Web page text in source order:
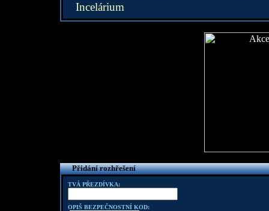
Incelárium
Přidání rozhřešení
TVÁ PŘEZDÍVKA:
OPIŠ BEZPEČNOSTNÍ KOD: